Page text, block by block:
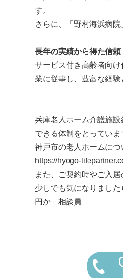
す。
さらに、「野村海浜病
長年の実績から得た信頼
サービス付き高齢者向
業に従事し、豊富な経験
兵庫老人ホーム介護施
できる体制をとっていま
神戸市の老人ホームにつ
https://hyogo-
また、ご契約時やご入
少しでも気になりまし
円か 相談員